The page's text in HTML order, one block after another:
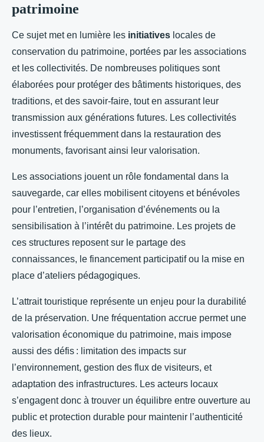
patrimoine
Ce sujet met en lumière les initiatives locales de
conservation du patrimoine, portées par les associations
et les collectivités. De nombreuses politiques sont
élaborées pour protéger des bâtiments historiques, des
traditions, et des savoir-faire, tout en assurant leur
transmission aux générations futures. Les collectivités
investissent fréquemment dans la restauration des
monuments, favorisant ainsi leur valorisation.
Les associations jouent un rôle fondamental dans la
sauvegarde, car elles mobilisent citoyens et bénévoles
pour l’entretien, l’organisation d’événements ou la
sensibilisation à l’intérêt du patrimoine. Les projets de
ces structures reposent sur le partage des
connaissances, le financement participatif ou la mise en
place d’ateliers pédagogiques.
L’attrait touristique représente un enjeu pour la durabilité
de la préservation. Une fréquentation accrue permet une
valorisation économique du patrimoine, mais impose
aussi des défis : limitation des impacts sur
l’environnement, gestion des flux de visiteurs, et
adaptation des infrastructures. Les acteurs locaux
s’engagent donc à trouver un équilibre entre ouverture au
public et protection durable pour maintenir l’authenticité
des lieux.